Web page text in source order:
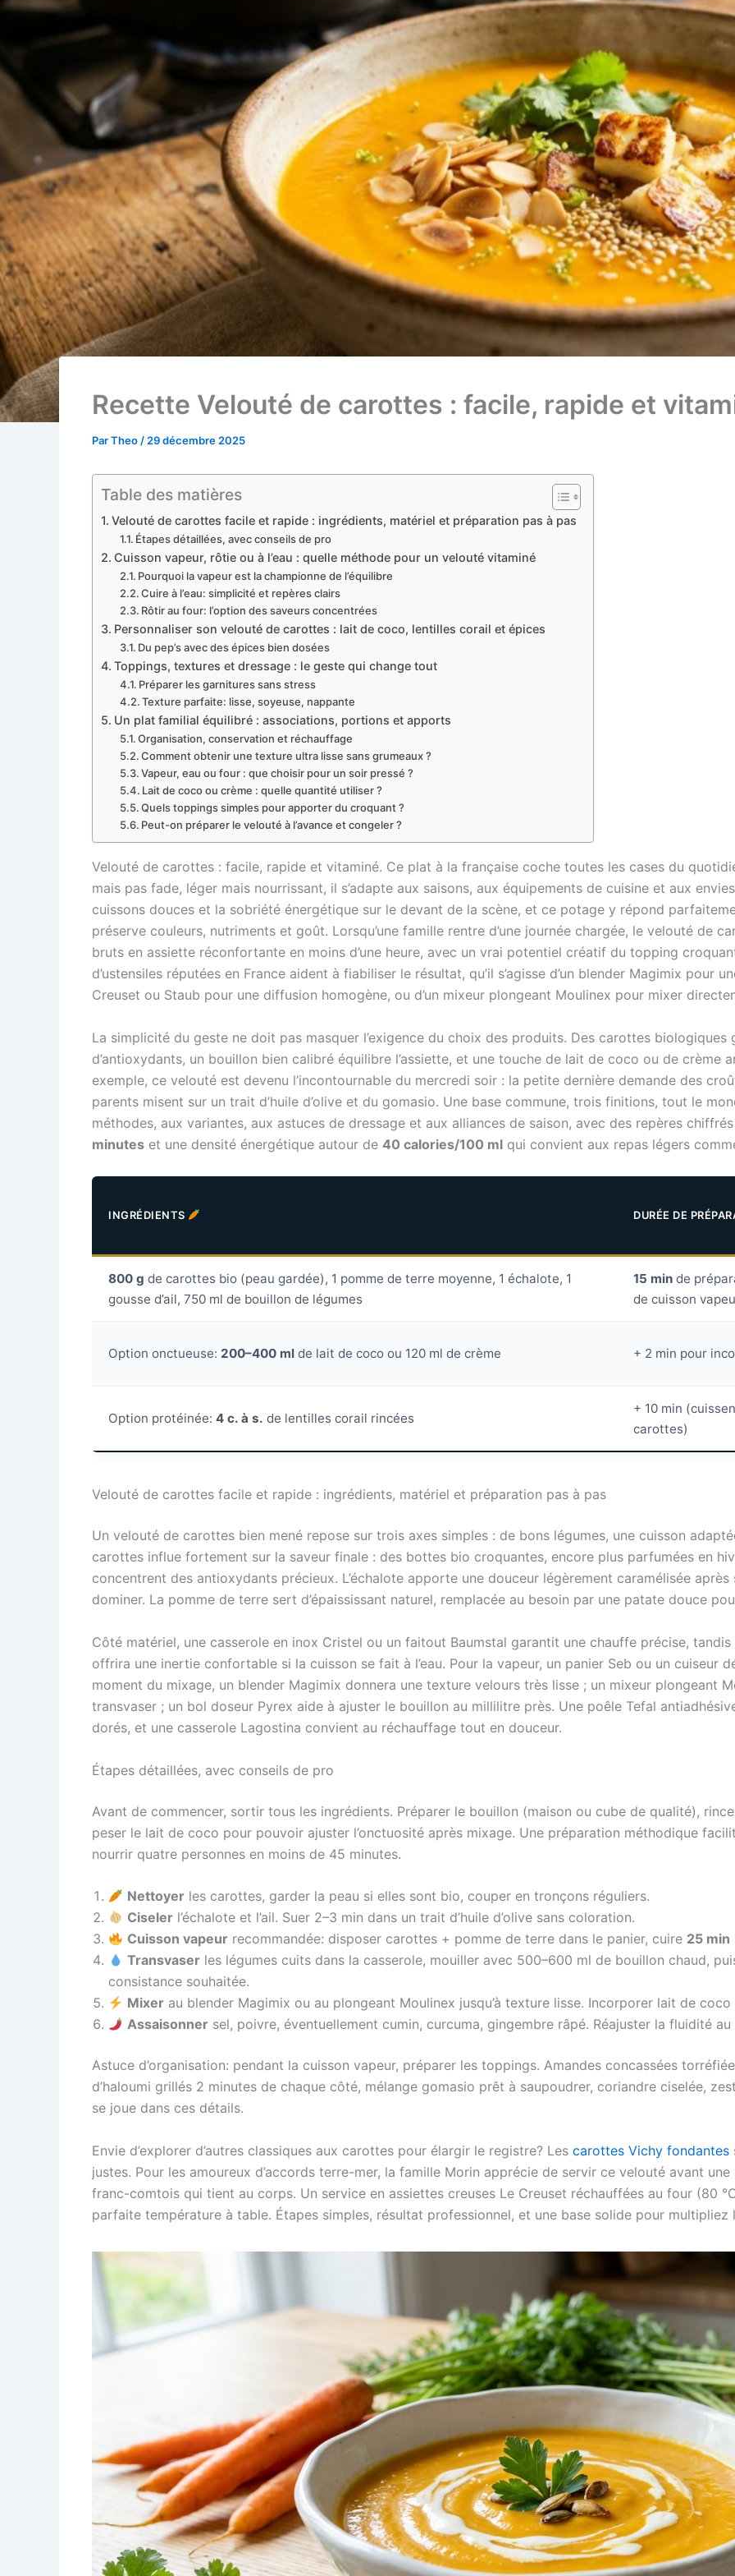
Recette Velouté de carottes : facile, rapide et
ParTheo/29 décembre 2025
Table des matières
Velouté de carottes facile et rapide : ingrédients, matériel et préparation pas à pas
Étapes détaillées, avec conseils de pro
Cuisson vapeur, rôtie ou à l’eau : quelle méthode pour un velouté vitaminé
Pourquoi la vapeur est la championne de l’équilibre
Cuire à l’eau: simplicité et repères clairs
Rôtir au four: l’option des saveurs concentrées
Personnaliser son velouté de carottes : lait de coco, lentilles corail et épices
Du pep’s avec des épices bien dosées
Toppings, textures et dressage : le geste qui change tout
Préparer les garnitures sans stress
Texture parfaite: lisse, soyeuse, nappante
Un plat familial équilibré : associations, portions et apports
Organisation, conservation et réchauffage
Comment obtenir une texture ultra lisse sans grumeaux ?
Vapeur, eau ou four : que choisir pour un soir pressé ?
Lait de coco ou crème : quelle quantité utiliser ?
Quels toppings simples pour apporter du croquant ?
Peut-on préparer le velouté à l’avance et congeler ?
Velouté de carottes : facile, rapide et vitaminé. Ce plat à la française coche toutes les cases du
mais pas fade, léger mais nourrissant, il s’adapte aux saisons, aux équipements de cuisine et aux
cuissons douces et la sobriété énergétique sur le devant de la scène, et ce potage y répond
préserve couleurs, nutriments et goût. Lorsqu’une famille rentre d’une journée chargée, le velouté de
bruts en assiette réconfortante en moins d’une heure, avec un vrai potentiel créatif du topping
d’ustensiles réputées en France aident à fiabiliser le résultat, qu’il s’agisse d’un blender Magimix pour
Creuset ou Staub pour une diffusion homogène, ou d’un mixeur plongeant Moulinex pour mixer
La simplicité du geste ne doit pas masquer l’exigence du choix des produits. Des carottes
d’antioxydants, un bouillon bien calibré équilibre l’assiette, et une touche de lait de coco ou de crème
exemple, ce velouté est devenu l’incontournable du mercredi soir : la petite dernière demande des
parents misent sur un trait d’huile d’olive et du gomasio. Une base commune, trois finitions, tout le
méthodes, aux variantes, aux astuces de dressage et aux alliances de saison, avec des repères
minutes et une densité énergétique autour de 40 calories/100 ml qui convient aux repas légers
INGRÉDIENTS DURÉE DE
800 g de carottes bio (peau gardée), 1 pomme de terre moyenne, 1 échalote, 1
gousse d’ail, 750 ml de bouillon de légumes
15 min de
de cuisson
Option onctueuse: 200–400 ml de lait de coco ou 120 ml de crème + 2 min pour
Option protéinée: 4 c. à s. de lentilles corail rincées
+ 10 min
carottes)
Velouté de carottes facile et rapide : ingrédients, matériel et préparation pas à pas
Un velouté de carottes bien mené repose sur trois axes simples : de bons légumes, une cuisson
carottes influe fortement sur la saveur finale : des bottes bio croquantes, encore plus parfumées en
concentrent des antioxydants précieux. L’échalote apporte une douceur légèrement caramélisée après
dominer. La pomme de terre sert d’épaississant naturel, remplacée au besoin par une patate douce
Côté matériel, une casserole en inox Cristel ou un faitout Baumstal garantit une chauffe précise,
offrira une inertie confortable si la cuisson se fait à l’eau. Pour la vapeur, un panier Seb ou un cuiseur
moment du mixage, un blender Magimix donnera une texture velours très lisse ; un mixeur plongeant
transvaser ; un bol doseur Pyrex aide à ajuster le bouillon au millilitre près. Une poêle Tefal
dorés, et une casserole Lagostina convient au réchauffage tout en douceur.
Étapes détaillées, avec conseils de pro
Avant de commencer, sortir tous les ingrédients. Préparer le bouillon (maison ou cube de qualité),
peser le lait de coco pour pouvoir ajuster l’onctuosité après mixage. Une préparation méthodique
nourrir quatre personnes en moins de 45 minutes.
Nettoyer les carottes, garder la peau si elles sont bio, couper en tronçons réguliers.
Ciseler l’échalote et l’ail. Suer 2–3 min dans un trait d’huile d’olive sans coloration.
Cuisson vapeur recommandée: disposer carottes + pomme de terre dans le panier, cuire 25 min
Transvaser les légumes cuits dans la casserole, mouiller avec 500–600 ml de bouillon chaud,
consistance souhaitée.
Mixer au blender Magimix ou au plongeant Moulinex jusqu’à texture lisse. Incorporer lait de
Assaisonner sel, poivre, éventuellement cumin, curcuma, gingembre râpé. Réajuster la fluidité
Astuce d’organisation: pendant la cuisson vapeur, préparer les toppings. Amandes concassées
d’haloumi grillés 2 minutes de chaque côté, mélange gomasio prêt à saupoudrer, coriandre ciselée,
se joue dans ces détails.
Envie d’explorer d’autres classiques aux carottes pour élargir le registre? Les carottes Vichy fondantes
justes. Pour les amoureux d’accords terre-mer, la famille Morin apprécie de servir ce velouté avant une
franc-comtois qui tient au corps. Un service en assiettes creuses Le Creuset réchauffées au four (80
parfaite température à table. Étapes simples, résultat professionnel, et une base solide pour multipliez